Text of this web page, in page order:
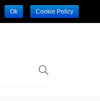
Ok Cookie Policy